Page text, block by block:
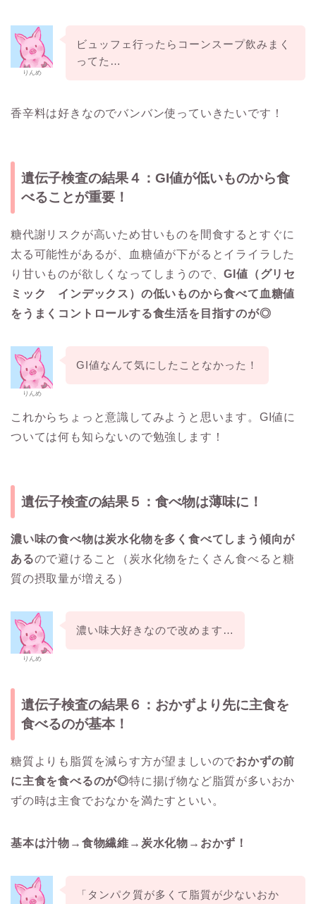
りんめ
ビュッフェ行ったらコーンスープ飲みまく
ってた…
香辛料は好きなのでバンバン使っていきたいです！
遺伝子検査の結果４：GI値が低いものから食
べることが重要！
糖代謝リスクが高いため甘いものを間食するとすぐに
太る可能性があるが、血糖値が下がるとイライラした
り甘いものが欲しくなってしまうので、GI値（グリセ
ミック インデックス） の低いものから食べて血糖値
をうまくコントロールする食生活を目指すのが◎
りんめ
GI値なんて気にしたことなかった！
これからちょっと意識してみようと思います。GI値に
ついては何も知らないので勉強します！
遺伝子検査の結果５：食べ物は薄味に！
濃い味の食べ物は炭水化物を多く食べてしまう傾向が
あるので避けること（炭水化物をたくさん食べると糖
質の摂取量が増える）
りんめ
濃い味大好きなので改めます…
遺伝子検査の結果６：おかずより先に主食を
食べるのが基本！
糖質よりも脂質を減らす方が望ましいのでおかずの前
に主食を食べるのが◎特に揚げ物など脂質が多いおか
ずの時は主食でおなかを満たすといい。
基本は汁物→食物繊維→炭水化物→おかず！
「タンパク質が多くて脂質が少ないおか